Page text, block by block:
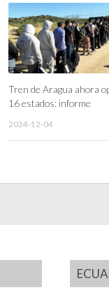
Tren de Aragua ahora
16 estados: informe
2024-12-04